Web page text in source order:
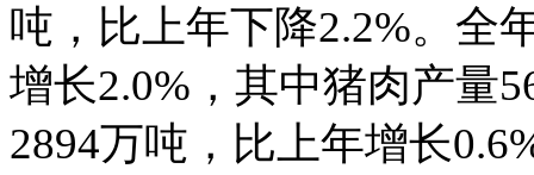
吨，比上年下降2.2%。全
增长2.0%，其中猪肉产量
2894万吨，比上年增长